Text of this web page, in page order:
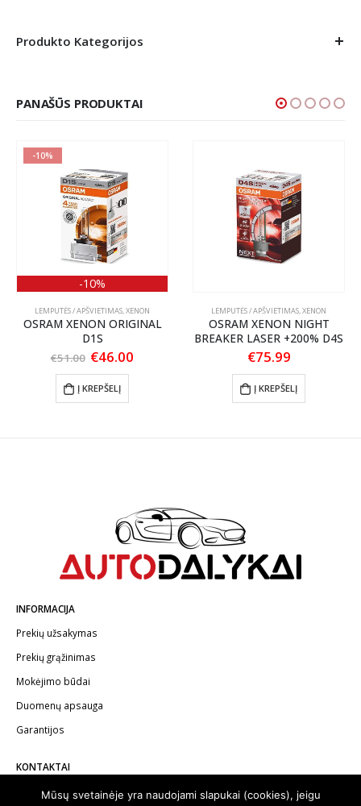
Produkto Kategorijos
PANAŠŪS PRODUKTAI
-10%
-10%
LEMPUTĖS / APŠVIETIMAS XENON
OSRAM XENON ORIGINAL
D1S
€51.00 Original
was:
€51.00.
€46.00
Į KREPŠELĮ
LEMPUTĖS / APŠVIETIMAS XENON
OSRAM XENON NIGHT
BREAKER LASER +200% D4S
€75.99
Į KREPŠELĮ
INFORMACIJA
Prekių užsakymas
Prekių grąžinimas
Mokėjimo būdai
Duomenų apsauga
Garantijos
KONTAKTAI
Telefonas:+370 602 62622
Mūsų svetainėje yra naudojami slapukai (cookies), jeigu